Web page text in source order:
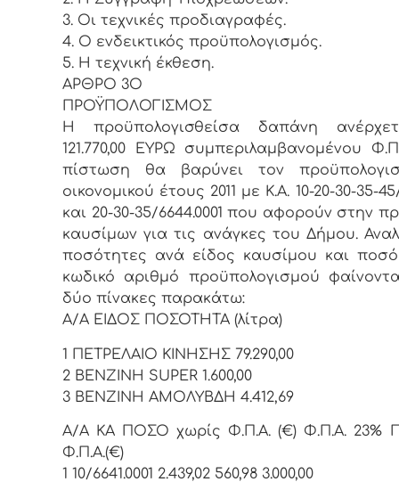
3. Οι τεχνικές προδιαγραφές.
4. Ο ενδεικτικός προϋπολογισμός.
5. Η τεχνική έκθεση.
ΑΡΘΡΟ 3Ο
ΠΡΟΫΠΟΛΟΓΙΣΜΟΣ
Η προϋπολογισθείσα δαπάνη
121.770,00 ΕΥΡΩ συμπεριλαμβανομένου
πίστωση θα βαρύνει τον
οικονομικού έτους 2011 με Κ.Α. 10-20-30-35-45/
και 20-30-35/6644.0001 που αφορούν στην
καυσίμων για τις ανάγκες του Δήμου.
ποσότητες ανά είδος καυσίμου και
κωδικό αριθμό προϋπολογισμού
δύο πίνακες παρακάτω:
Α/Α ΕΙΔΟΣ ΠΟΣΟΤΗΤΑ (λίτρα)
1 ΠΕΤΡΕΛΑΙΟ ΚΙΝΗΣΗΣ 79.290,00
2 ΒΕΝΖΙΝΗ SUPER 1.600,00
3 ΒΕΝΖΙΝΗ ΑΜΟΛΥΒΔΗ 4.412,69
Α/Α ΚΑ ΠΟΣΟ χωρίς Φ.Π.Α. (€) Φ.Π.Α. 23%
Φ.Π.Α.(€)
1 10/6641.0001 2.439,02 560,98 3.000,00